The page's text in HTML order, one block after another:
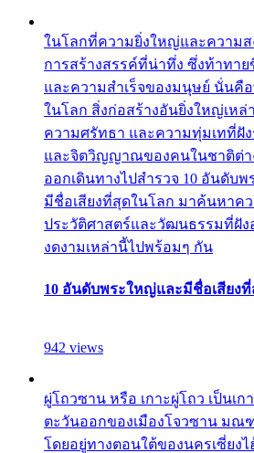
ในโลกที่ความยิ่งใหญ่และความ
การสร้างสรรค์ที่น่าทึ่ง ซึ่งท้าทา
และความสำเร็จของมนุษย์ นั่น
ในโลก สิ่งก่อสร้างอันยิ่งใหญ่เหล่
ความศรัทธา และความทุ่มเทที่ฝั
และจิตวิญญาณของคนในชาติต่า
ออกเดินทางไปสำรวจ 10 อันดับ
มีชื่อเสียงที่สุดในโลก มาค้นหาค
ประวัติศาสตร์และวัฒนธรรมที่ฝัง
งดงามเหล่านี้ไปพร้อมๆ กัน
10 อันดับพระใหญ่และมีชื่อเสียง
942 views
ผู่โถวซาน หรือ เกาะผู่โถว เป็นเ
ตะวันออกของเมืองโจวซาน มณฑ
โดยอยู่ทางตอนใต้ของนครเซี่ยงไ